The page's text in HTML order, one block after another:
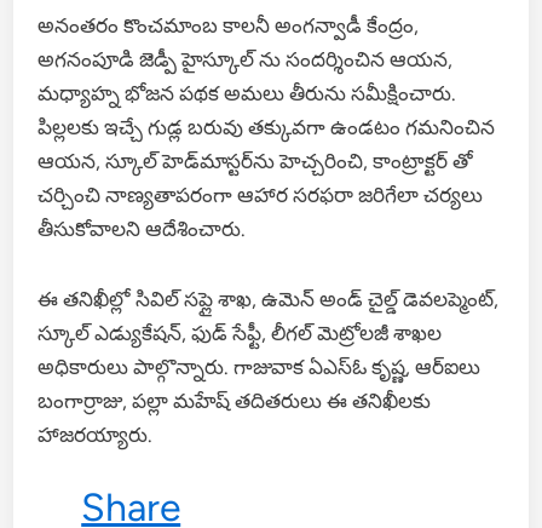
అనంతరం కొంచమాంబ కాలనీ అంగన్వాడీ కేంద్రం,
అగనంపూడి జెడ్పీ హైస్కూల్ ను సందర్శించిన ఆయన,
మధ్యాహ్న భోజన పథక అమలు తీరును సమీక్షించారు.
పిల్లలకు ఇచ్చే గుడ్ల బరువు తక్కువగా ఉండటం గమనించిన
ఆయన, స్కూల్ హెడ్‌మాస్టర్‌ను హెచ్చరించి, కాంట్రాక్టర్ తో
చర్చించి నాణ్యతాపరంగా ఆహార సరఫరా జరిగేలా చర్యలు
తీసుకోవాలని ఆదేశించారు.
ఈ తనిఖీల్లో సివిల్ సప్లై శాఖ, ఉమెన్ అండ్ చైల్డ్ డెవలప్మెంట్,
స్కూల్ ఎడ్యుకేషన్, ఫుడ్ సేఫ్టీ, లీగల్ మెట్రోలజీ శాఖల
అధికారులు పాల్గొన్నారు. గాజువాక ఏఎస్ఓ కృష్ణ, ఆర్‌ఐలు
బంగార్రాజు, పల్లా మహేష్ తదితరులు ఈ తనిఖీలకు
హాజరయ్యారు.
Share